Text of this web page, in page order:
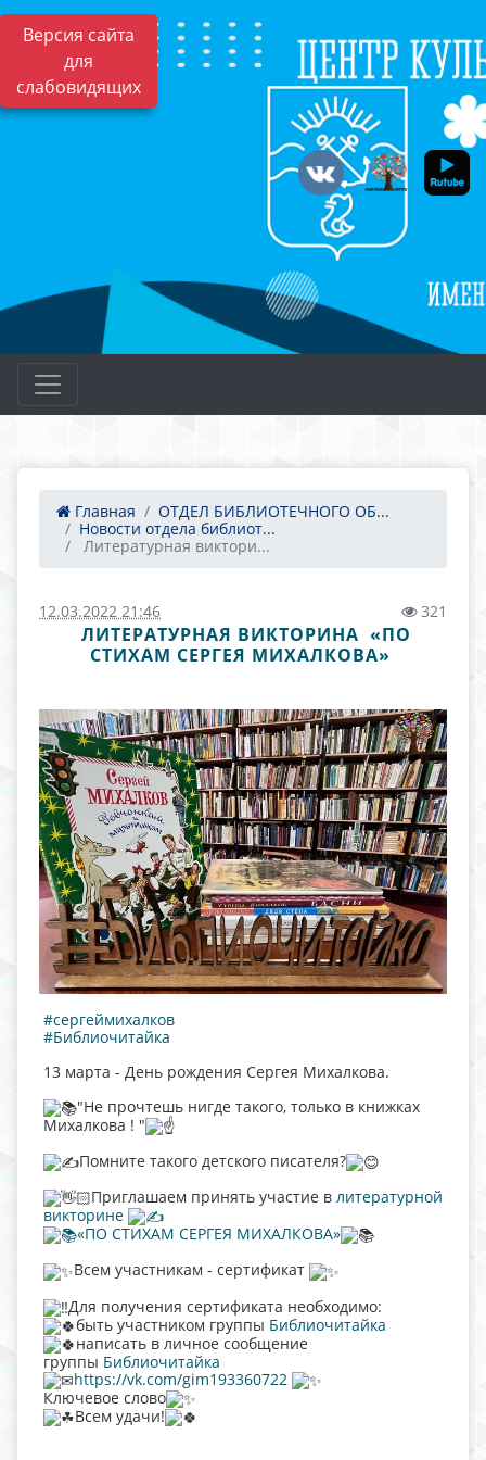
Версия сайта
для
слабовидящих
Главная
ОТДЕЛ БИБЛИОТЕЧНОГО ОБ...
Новости отдела библиот...
​ Литературная виктори...
12.03.2022 21:46 321
​ ЛИТЕРАТУРНАЯ ВИКТОРИНА «ПО
СТИХАМ СЕРГЕЯ МИХАЛКОВА» ​
#сергеймихалков
#Библиочитайка
13 марта - День рождения Сергея Михалкова.
"Не прочтешь нигде такого, только в книжках
Михалкова ! "
Помните такого детского писателя?
Приглашаем принять участие в литературной
викторине
«ПО СТИХАМ СЕРГЕЯ МИХАЛКОВА»
Всем участникам - сертификат
Для получения сертификата необходимо:
быть участником группы Библиочитайка
написать в личное сообщение
группы Библиочитайка
https://vk.com/gim193360722
Ключевое слово
Всем удачи!